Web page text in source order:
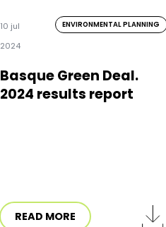
10 jul
2024
ENVIRONMENTAL PLANNING
Basque Green Deal.
2024 results report
READ MORE